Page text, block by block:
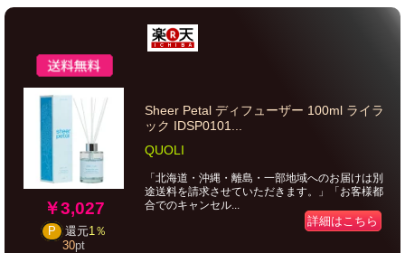
￥3,027
P 還元1％
30pt
Sheer Petal ディフューザー 100ml ライラ
ック IDSP0101...
QUOLI
「北海道・沖縄・離島・一部地域へのお届けは別
途送料を請求させていただきます。」「お客様都
合でのキャンセル...
詳細はこちら